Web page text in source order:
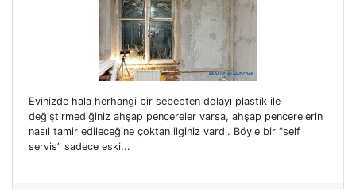
Evinizde hala herhangi bir sebepten dolayı plastik ile
değiştirmediğiniz ahşap pencereler varsa, ahşap pencerelerin
nasıl tamir edileceğine çoktan ilginiz vardı. Böyle bir “self
servis” sadece eski...